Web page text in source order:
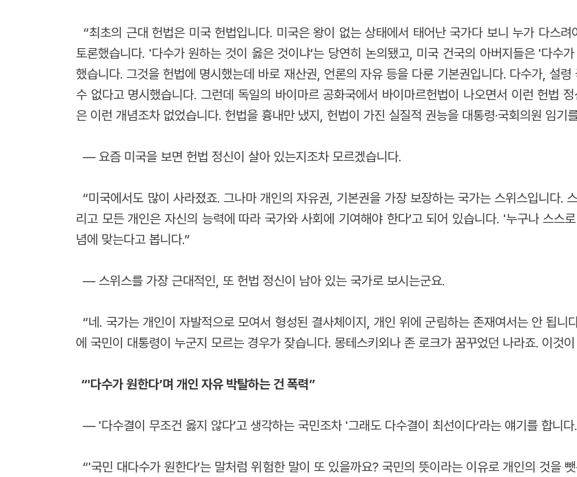
“최초의 근대 헌법은 미국 헌법입니다. 미국은 왕이 없는 상태에서 태어난 국가다 보니 누가 다스
토론했습니다. '다수가 원하는 것이 옳은 것이냐’는 당연히 논의됐고, 미국 건국의 아버지들은 '다수
했습니다. 그것을 헌법에 명시했는데 바로 재산권, 언론의 자유 등을 다룬 기본권입니다. 다수가, 설
수 없다고 명시했습니다. 그런데 독일의 바이마르 공화국에서 바이마르헌법이 나오면서 이런 헌법
은 이런 개념조차 없었습니다. 헌법을 흉내만 냈지, 헌법이 가진 실질적 권능을 대통령·국회의원 임
― 요즘 미국을 보면 헌법 정신이 살아 있는지조차 모르겠습니다.
“미국에서도 많이 사라졌죠. 그나마 개인의 자유권, 기본권을 가장 보장하는 국가는 스위스입니다
리고 모든 개인은 자신의 능력에 따라 국가와 사회에 기여해야 한다’고 되어 있습니다. '누구나 스스
념에 맞는다고 봅니다.”
― 스위스를 가장 근대적인, 또 헌법 정신이 남아 있는 국가로 보시는군요.
“네. 국가는 개인이 자발적으로 모여서 형성된 결사체이지, 개인 위에 군림하는 존재여서는 안 됩
에 국민이 대통령이 누군지 모르는 경우가 잦습니다. 몽테스키외나 존 로크가 꿈꾸었던 나라죠. 이것
“'다수가 원한다’며 개인 자유 박탈하는 건 폭력”
― '다수결이 무조건 옳지 않다’고 생각하는 국민조차 '그래도 다수결이 최선이다’라는 얘기를 합니다.
“'국민 대다수가 원한다’는 말처럼 위험한 말이 또 있을까요? 국민의 뜻이라는 이유로 개인의 것을